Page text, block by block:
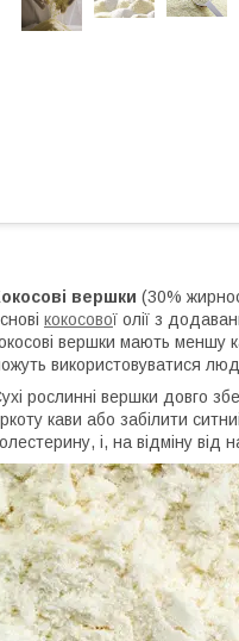
вершки (30%
кокосової олії з
вершки мають меншу
використовуватися
рослинні вершки довго
кави або забілити
і, на відміну від